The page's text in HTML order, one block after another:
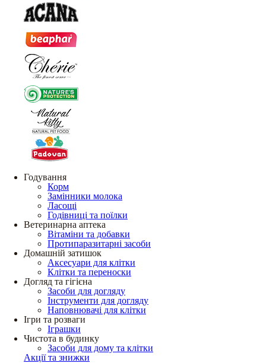
Годування
Корм
Замінники молока
Ласощі
Годівниці та поїлки
Ветеринарна аптека
Вітаміни та добавки
Протипаразитарні засоби
Домашній затишок
Аксесуари для клітки
Клітки та переноски
Догляд та гігієна
Засоби для догляду
Інструменти для догляду
Наповнювачі для клітки
Ігри та розваги
Іграшки
Чистота в будинку
Засоби для дому та клітки
Акції та знижки